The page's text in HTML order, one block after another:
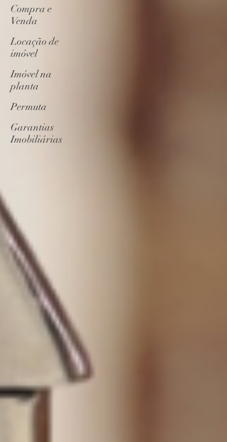
Compra e
Venda
Locação de
imóvel
Imóvel na
planta
Permuta
Garantias
Imobiliárias